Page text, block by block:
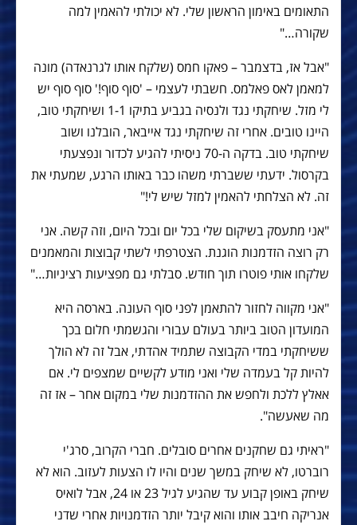
התאומים באימון הראשון שלי. לא יכולתי להאמין למה
שקורה…"
"אבל אז, בדצמבר – פאקו חמס (שלקח אותו לגרנאדה) מונה
למאמן לאס פאלמס. חשבתי לעצמי – 'סוף סוף!' סוף סוף יש
לי מזל. שיחקתי נגד ולנסיה בגביע בתיקו 1-1 ושיחקתי טוב,
היינו טובים. אחרי זה שיחקתי נגד אייבאר, הובלנו ושוב
שיחקתי טוב. בדקה ה-70 ניסיתי להגיע לכדור ונפצעתי
בקרסול. ידעתי ששברתי משהו כבר באותו הרגע, שמעתי את
זה. לא הצלחתי להאמין למזל שיש לי!"
"אני מתעסק בשיקום שלי בכל יום ובכל היום, וזה קשה. אני
רק רוצה הזדמנות הוגנת. הצטרפתי לשתי קבוצות והמאמנים
שלקחו אותי פוטרו תוך חודש. סבלתי גם מפציעות רציניות…"
"אני מקווה לחזור להתאמן לפני סוף העונה. בארסה היא
המועדון הטוב ביותר בעולם עבורי והגשמתי חלום בכך
ששיחקתי במדי הקבוצה שתמיד אהדתי, אבל זה לא הולך
להיות קל בעמדה שלי ואני מודע לקשיים שמצפים לי. אם
אאלץ ללכת ולחפש את ההזדמנות שלי במקום אחר – אז זה
מה שאעשה".
"ראיתי גם שחקנים אחרים סובלים. חברי הקרוב, סרג'י
רוברטו, לא שיחק במשך שנים והיו לו הצעות לעזוב. הוא לא
שיחק באופן קבוע עד שהגיע לגיל 23 או 24, אבל לואיס
אנריקה חיבב אותו והוא קיבל יותר הזדמנויות אחרי שדני